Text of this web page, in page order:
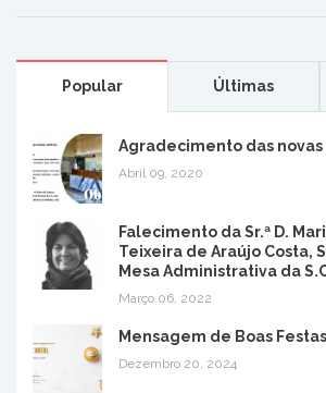
Popular Últimas
Agradecimento das
Abril 09, 2020
Falecimento da Sr.ª D.
Teixeira de Araújo Costa,
Mesa Administrativa da
Março 06, 2022
Mensagem de Boas
Dezembro 20, 2024